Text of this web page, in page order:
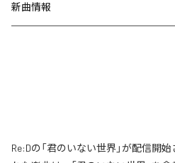
新曲情報
Re:Dの「君のいない世界」が配信開